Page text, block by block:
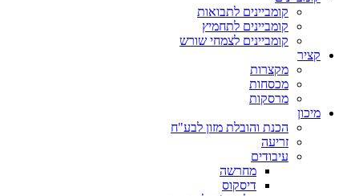
קומביינים לתבואות
קומביינים לתחמיץ
קומביינים לצמחי שורש
קציר
מקצרות
מכסחות
מרסקות
מיכון
הכנת והובלת מזון לבע"ח
זריעה
עיבודים
מחרשה
דיסקוס